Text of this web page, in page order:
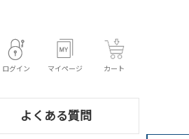
ログイン マイページ カート
よくある質問